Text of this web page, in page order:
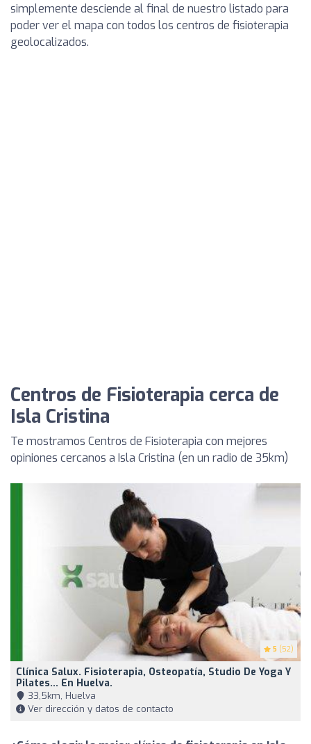
simplemente desciende al final de nuestro listado para
poder ver el mapa con todos los centros de fisioterapia
geolocalizados.
Centros de Fisioterapia cerca de
Isla Cristina
Te mostramos Centros de Fisioterapia con mejores
opiniones cercanos a Isla Cristina (en un radio de 35km)
5 (52)
Clínica Salux. Fisioterapia, Osteopatía, Studio De Yoga Y
Pilates... En Huelva.
33,5km, Huelva
Ver dirección y datos de contacto